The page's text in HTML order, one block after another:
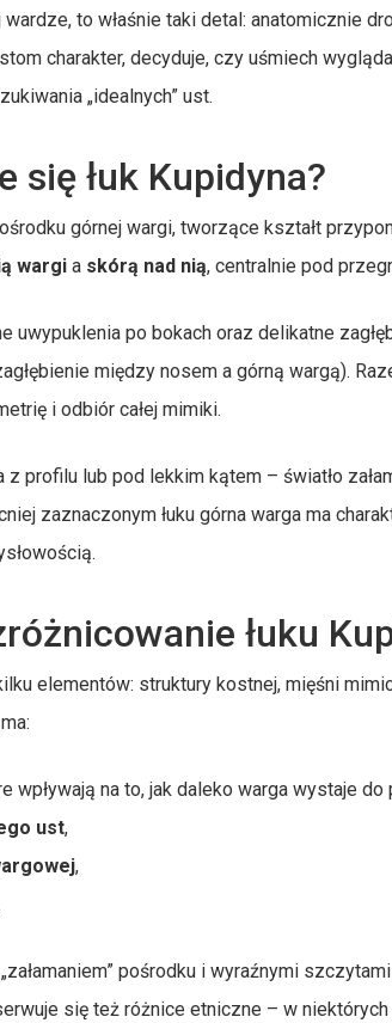
wardze, to właśnie taki detal: anatomicznie
charakter, decyduje, czy uśmiech
„idealnych” ust.
się łuk Kupidyna?
górnej wargi, tworzące kształt
wargi a skórą nad nią, centralnie pod
po bokach oraz delikatne
między nosem a górną wargą).
i odbiór całej mimiki.
z profilu lub pod lekkim kątem – światło
zaznaczonym łuku górna warga ma
łuku
elementów: struktury kostnej, mięśni
wpływają na to, jak daleko warga wystaje do
ust,
,
pośrodku i wyraźnymi
się też różnice etniczne – w